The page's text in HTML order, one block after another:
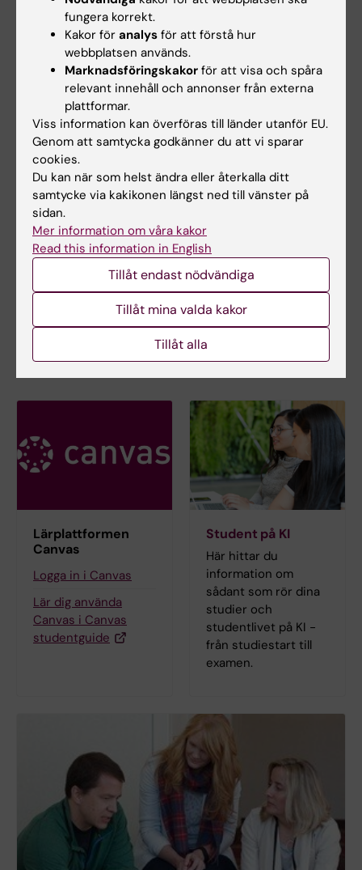
E-post:
hanna.sahlin@ki.se
Maria Del Mar Herrero
Kursansvarig
E-post:
maria.herrero@ki.se
Maria Jansson
Programadministratör
Telefon:
+46852483396
E-post:
Lärplattformen
Canvas
Logga in i Canvas
Lär dig använda
Canvas i Canvas
studentguide
Student på KI
Här hittar du
information om
sådant som rör dina
studier och
studentlivet på KI -
från studiestart till
examen.
fungera korrekt.
Kakor för analys för att förstå hur
webbplatsen används.
Marknadsföringskakor för att visa och spåra
relevant innehåll och annonser från externa
plattformar.
Viss information kan överföras till länder utanför EU.
Genom att samtycka godkänner du att vi sparar
cookies.
Du kan när som helst ändra eller återkalla ditt
samtycke via kakikonen längst ned till vänster på
sidan.
Mer information om våra kakor
Read this information in English
Tillåt endast nödvändiga
Tillåt mina valda kakor
Tillåt alla